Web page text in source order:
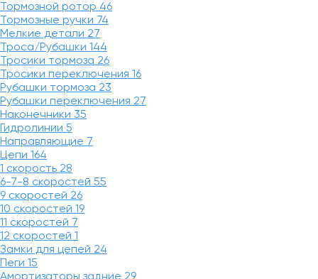
Тормозной ротор 46
Тормозные ручки 74
Мелкие детали 27
Троса/Рубашки 144
Тросики тормоза 26
Тросики переключения 16
Рубашки тормоза 23
Рубашки переключения 27
Наконечники 35
Гидролинии 5
Направляющие 7
Цепи 164
1 скорость 28
6-7-8 скоростей 55
9 скоростей 26
10 скоростей 19
11 скоростей 7
12 скоростей 1
Замки для цепей 24
Пеги 15